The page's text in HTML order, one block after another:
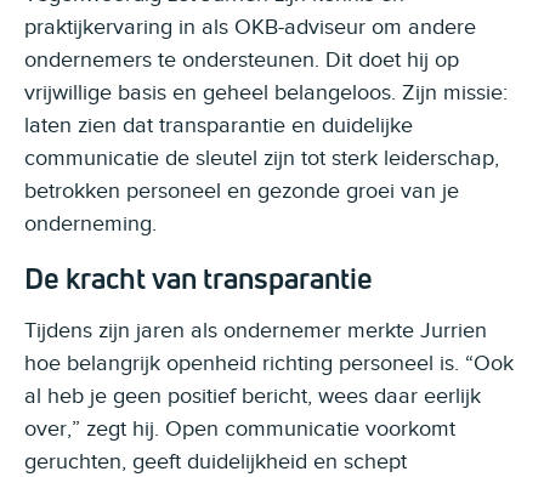
praktijkervaring in als OKB-adviseur om andere
ondernemers te ondersteunen. Dit doet hij op
vrijwillige basis en geheel belangeloos. Zijn missie:
laten zien dat transparantie en duidelijke
communicatie de sleutel zijn tot sterk leiderschap,
betrokken personeel en gezonde groei van je
onderneming.
De kracht van transparantie
Tijdens zijn jaren als ondernemer merkte Jurrien
hoe belangrijk openheid richting personeel is. “Ook
al heb je geen positief bericht, wees daar eerlijk
over,” zegt hij. Open communicatie voorkomt
geruchten, geeft duidelijkheid en schept